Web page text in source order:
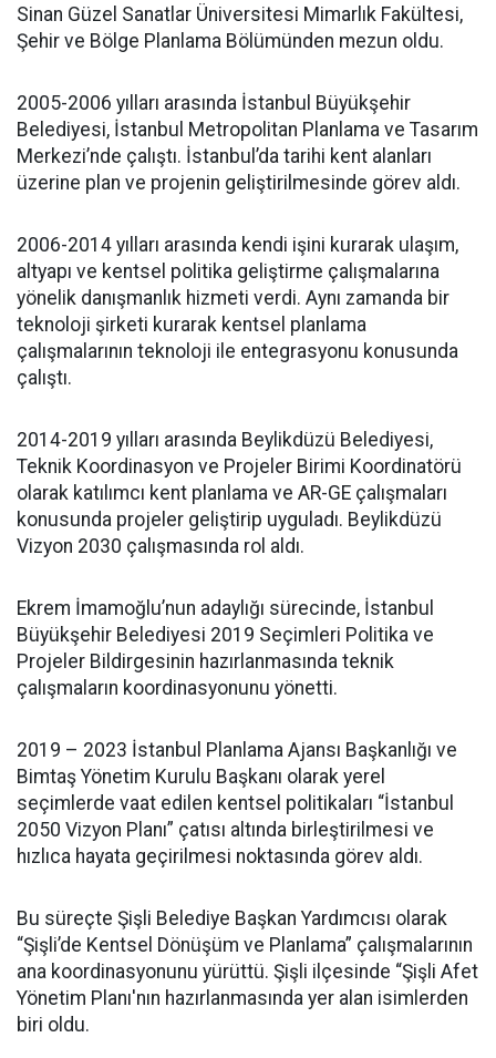
Sinan Güzel Sanatlar Üniversitesi Mimarlık Fakültesi,
Şehir ve Bölge Planlama Bölümünden mezun oldu.
2005-2006 yılları arasında İstanbul Büyükşehir
Belediyesi, İstanbul Metropolitan Planlama ve Tasarım
Merkezi’nde çalıştı. İstanbul’da tarihi kent alanları
üzerine plan ve projenin geliştirilmesinde görev aldı.
2006-2014 yılları arasında kendi işini kurarak ulaşım,
altyapı ve kentsel politika geliştirme çalışmalarına
yönelik danışmanlık hizmeti verdi. Aynı zamanda bir
teknoloji şirketi kurarak kentsel planlama
çalışmalarının teknoloji ile entegrasyonu konusunda
çalıştı.
2014-2019 yılları arasında Beylikdüzü Belediyesi,
Teknik Koordinasyon ve Projeler Birimi Koordinatörü
olarak katılımcı kent planlama ve AR-GE çalışmaları
konusunda projeler geliştirip uyguladı. Beylikdüzü
Vizyon 2030 çalışmasında rol aldı.
Ekrem İmamoğlu’nun adaylığı sürecinde, İstanbul
Büyükşehir Belediyesi 2019 Seçimleri Politika ve
Projeler Bildirgesinin hazırlanmasında teknik
çalışmaların koordinasyonunu yönetti.
2019 – 2023 İstanbul Planlama Ajansı Başkanlığı ve
Bimtaş Yönetim Kurulu Başkanı olarak yerel
seçimlerde vaat edilen kentsel politikaları “İstanbul
2050 Vizyon Planı” çatısı altında birleştirilmesi ve
hızlıca hayata geçirilmesi noktasında görev aldı.
Bu süreçte Şişli Belediye Başkan Yardımcısı olarak
“Şişli’de Kentsel Dönüşüm ve Planlama” çalışmalarının
ana koordinasyonunu yürüttü. Şişli ilçesinde “Şişli Afet
Yönetim Planı'nın hazırlanmasında yer alan isimlerden
biri oldu.